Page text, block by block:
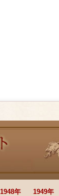
1948年 1949年